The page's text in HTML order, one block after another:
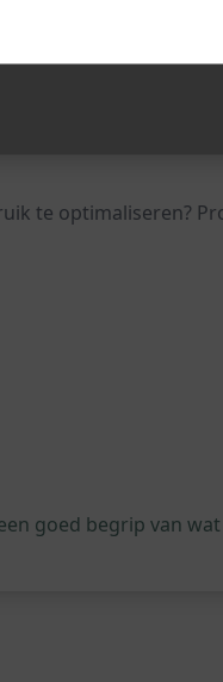
te optimaliseren?
goed begrip van